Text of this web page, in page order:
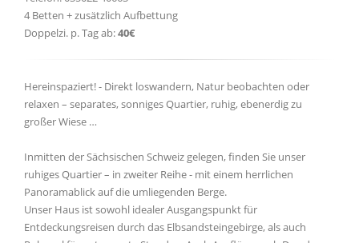
4 Betten + zusätzlich Aufbettung
Doppelzi. p. Tag ab:40€
Hereinspaziert! - Direkt loswandern, Natur beobachten oder
relaxen – separates, sonniges Quartier, ruhig, ebenerdig zu
großer Wiese …
Inmitten der Sächsischen Schweiz gelegen, finden Sie unser
ruhiges Quartier – in zweiter Reihe - mit einem herrlichen
Panoramablick auf die umliegenden Berge.
Unser Haus ist sowohl idealer Ausgangspunkt für
Entdeckungsreisen durch das Elbsandsteingebirge, als auch